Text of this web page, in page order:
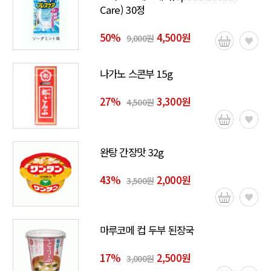
Care) 30정
50% 9,000원4,500원
나가노 스콘부 15g
27% 4,500원3,300원
완탕 간장맛 32g
43% 3,500원2,000원
마루코메 컵 두부 된장국
17% 3,000원2,500원